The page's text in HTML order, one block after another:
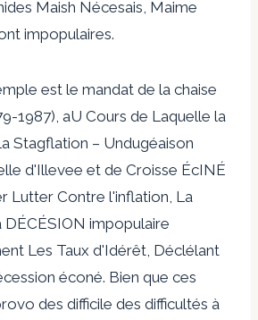
Maish Nécesais, Maime
impopulaires.
est le mandat de la chaise
1987), aU Cours de Laquelle la
Stagflation – Undugéaison
d'Illevee et de Croisse ÉcINÉ
Lutter Contre l'inflation, La
DÉCÉSION impopulaire
Les Taux d'Idérêt, Déclélant
éconé. Bien que ces
des difficile des difficultés à